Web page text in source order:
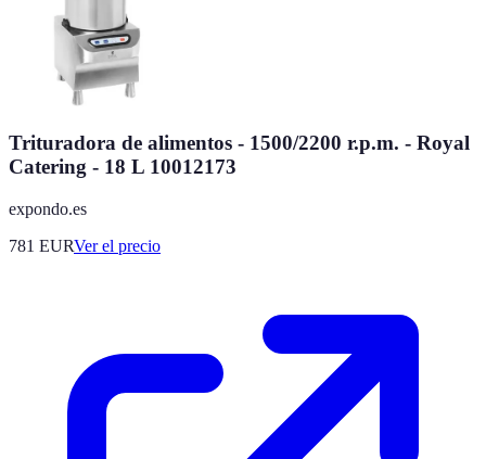
Trituradora de alimentos - 1500/2200 r.p.m. - Royal
Catering - 18 L 10012173
expondo.es
781 EURVer el precio